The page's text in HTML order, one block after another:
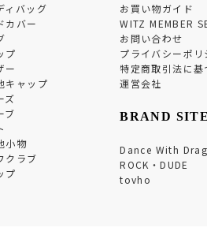
ィバッグ
カバー
プ
ー
キャップ
ズ
ブ
小物
クラブ
プ
お買い物ガイド
WITZ MEMBER
お問い合わせ
プライバシーポリ
特定商取引法に基
運営会社
BRAND SITE
Dance With
ROCK・DUDE
tovho